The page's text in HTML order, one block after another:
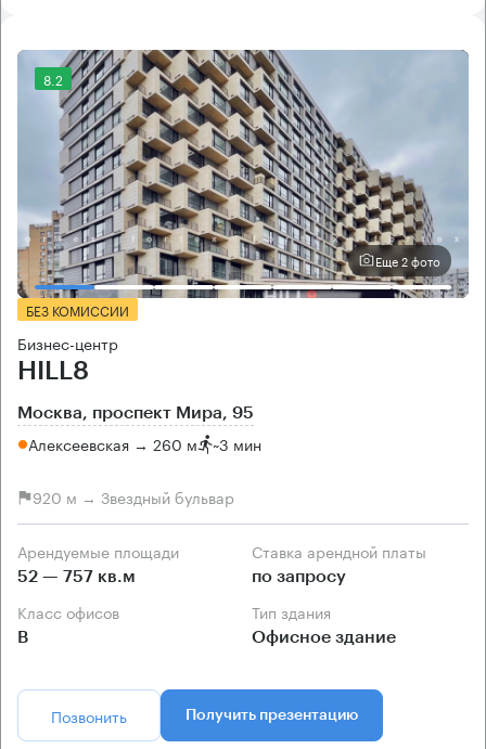
8.2
Еще 2 фото
БЕЗ КОМИССИИ
Бизнес-центр
HILL8
Москва, проспект Мира, 95
Алексеевская → 260 м ~3 мин
920 м → Звездный бульвар
Арендуемые площади
52 — 757 кв.м
Ставка арендной платы
по запросу
Класс офисов
B
Тип здания
Офисное здание
Позвонить Получить презентацию